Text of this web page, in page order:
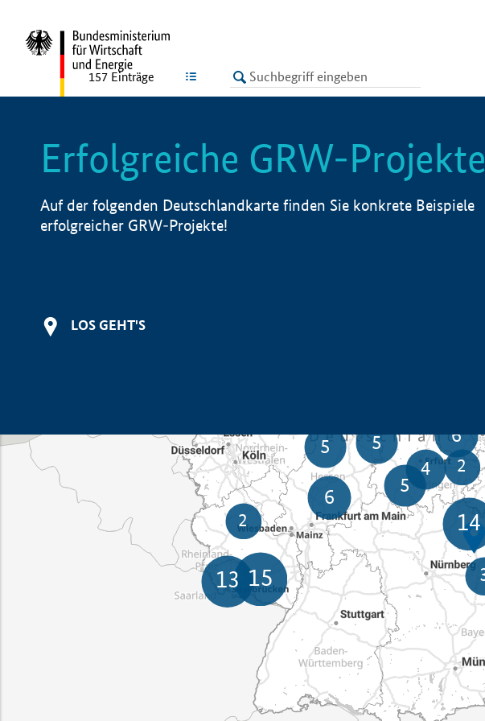
LISTE
157 Einträge
Erfolgreiche GRW-Projekte
Auf der folgenden Deutschlandkarte finden Sie konkrete Beispiele
erfolgreicher GRW-Projekte!
LOS GEHT'S